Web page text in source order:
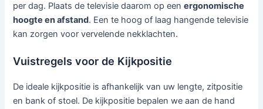
per dag. Plaats de televisie daarom op eenergonomische
hoogte en afstand. Een te hoog of laag hangende televisie
kan zorgen voor vervelende nekklachten.
Vuistregels voor de Kijkpositie
De ideale kijkpositie is afhankelijk van uw lengte, zitpositie
en bank of stoel. De kijkpositie bepalen we aan de hand